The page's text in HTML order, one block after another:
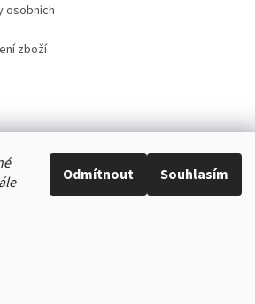
Odmítnout Souhlasím
osobních
zboží